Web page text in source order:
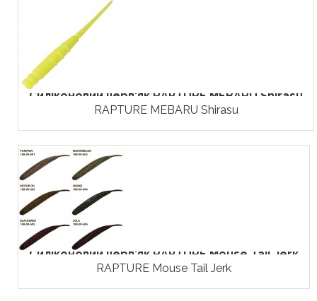
Силіконовий черв'як RAPTURE MEBARU Shirasu
RAPTURE MEBARU Shirasu
Силіконовий черв'як RAPTURE Mouse Tail Jerk
RAPTURE Mouse Tail Jerk